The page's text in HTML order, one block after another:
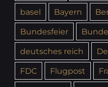
basel
Bayern
Bundesfeier
deutsches reich
FDC
Flugpost